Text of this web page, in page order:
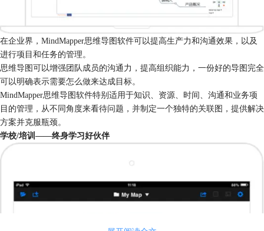
在企业界，MindMapper思维导图软件可以提高生产力和沟通效果，以及
进行项目和任务的管理。
思维导图可以增强团队成员的沟通力，提高组织能力，一份好的导图完全
可以明确表示需要怎么做来达成目标。
MindMapper思维导图软件特别适用于知识、资源、时间、沟通和业务项
目的管理，从不同角度来看待问题，并制定一个独特的关联图，提供解决
方案并克服瓶颈。
学校/培训——终身学习好伙伴